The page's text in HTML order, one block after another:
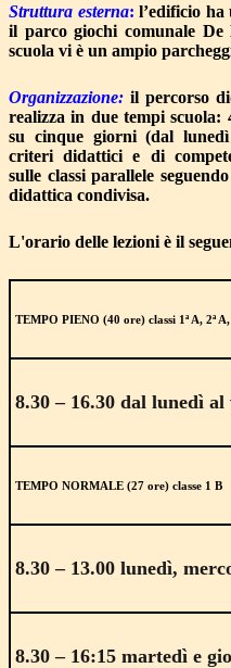
Struttura esterna: l’edificio
il parco giochi comunale
scuola vi è un ampio
Organizzazione: il percorso
realizza in due tempi scuola:
su cinque giorni (dal
criteri didattici e di
sulle classi parallele
didattica condivisa.
L'orario delle lezioni è il
TEMPO PIENO (40 ore) classi 1ª A, 2ª
8.30 – 16.30 dal lunedì al
TEMPO NORMALE (27 ore) classe 1 B
8.30 – 13.00 lunedì,
8.30 – 16:15 martedì e